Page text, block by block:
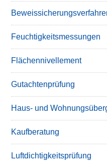
Feuchtigkeitsmessungen
Flächennivellement
Gutachtenprüfung
Haus- und
Kaufberatung
Luftdichtigkeitsprüfung